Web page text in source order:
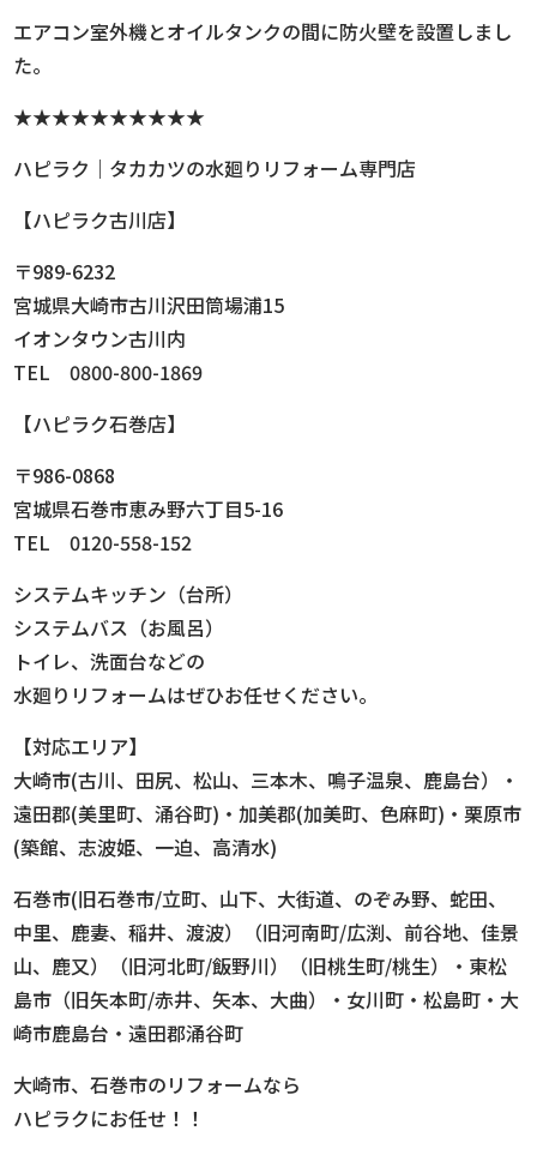
エアコン室外機とオイルタンクの間に防火壁を設置しまし
た。
★★★★★★★★★★
ハピラク｜タカカツの水廻りリフォーム専門店
【ハピラク古川店】
〒989-6232
宮城県大崎市古川沢田筒場浦15
イオンタウン古川内
TEL 0800-800-1869
【ハピラク石巻店】
〒986-0868
宮城県石巻市恵み野六丁目5-16
TEL 0120-558-152
システムキッチン（台所）
システムバス（お風呂）
トイレ、洗面台などの
水廻りリフォームはぜひお任せください。
【対応エリア】
大崎市(古川、田尻、松山、三本木、鳴子温泉、鹿島台）・
遠田郡(美里町、涌谷町)・加美郡(加美町、色麻町)・栗原市
(築館、志波姫、一迫、高清水)
石巻市(旧石巻市/立町、山下、大街道、のぞみ野、蛇田、
中里、鹿妻、稲井、渡波）（旧河南町/広渕、前谷地、佳景
山、鹿又）（旧河北町/飯野川）（旧桃生町/桃生）・東松
島市（旧矢本町/赤井、矢本、大曲）・女川町・松島町・大
崎市鹿島台・遠田郡涌谷町
大崎市、石巻市のリフォームなら
ハピラクにお任せ！！